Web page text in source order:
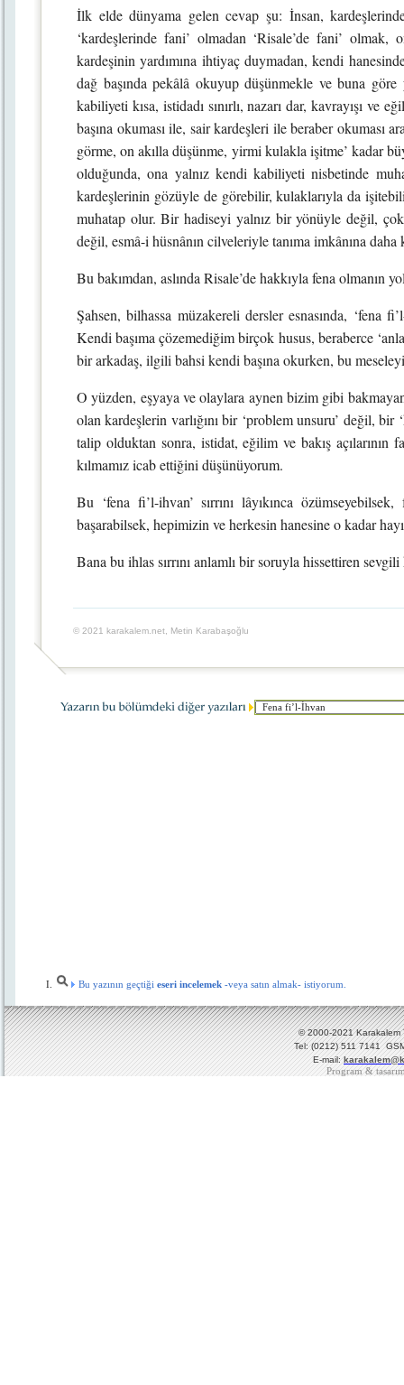
İlk elde dünyama gelen cevap şu: İnsan,
‘kardeşlerinde fani’ olmadan ‘Risale’de fani’
kardeşinin yardımına ihtiyaç duymadan, kendi
dağ başında pekâlâ okuyup düşünmekle ve buna
kabiliyeti kısa, istidadı sınırlı, nazarı dar, kavrayışı ve
başına okuması ile, sair kardeşleri ile beraber okuması
görme, on akılla düşünme, yirmi kulakla işitme’ kadar
olduğunda, ona yalnız kendi kabiliyeti nisbetinde
kardeşlerinin gözüyle de görebilir, kulaklarıyla da
muhatap olur. Bir hadiseyi yalnız bir yönüyle değil,
değil, esmâ-i hüsnânın cilveleriyle tanıma imkânına
Bu bakımdan, aslında Risale’de hakkıyla fena olmanın
Şahsen, bilhassa müzakereli dersler esnasında, ‘fena
Kendi başıma çözemediğim birçok husus, beraberce
bir arkadaş, ilgili bahsi kendi başına okurken, bu
O yüzden, eşyaya ve olaylara aynen bizim gibi
olan kardeşlerin varlığını bir ‘problem unsuru’ değil,
talip olduktan sonra, istidat, eğilim ve bakış açılarının
kılmamız icab ettiğini düşünüyorum.
Bu ‘fena fi’l-ihvan’ sırrını lâyıkınca
başarabilsek, hepimizin ve herkesin hanesine o kadar
Bana bu ihlas sırrını anlamlı bir soruyla hissettiren
© 2021 karakalem.net, Metin Karabaşoğlu
Bu yazının geçtiği eseri incelemek -veya satın almak- istiyorum.
© 2000-2021 Karakalem
Tel: (0212) 511 7141
E-mail:
Program &